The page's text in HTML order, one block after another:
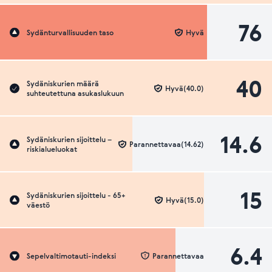
Sydänturvallisuuden taso 76
Hyvä
Sydäniskurien määrä
suhteutettuna asukaslukuun
40
Hyvä(40.0)
Sydäniskurien sijoittelu –
riskialueluokat
14.6
Parannettavaa(14.62)
Sydäniskurien sijoittelu - 65+
väestö
15
Hyvä(15.0)
Sepelvaltimotauti-indeksi 6.4
Parannettavaa